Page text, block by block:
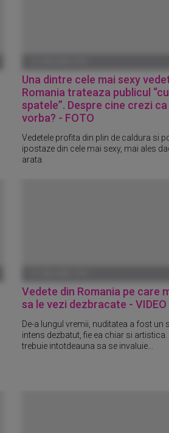
Una dintre cele mai sexy
Romania trateaza publicul “cu
spatele”. Despre cine crezi
vorba? - FOTO
Vedetele profita din plin de caldura si
ipostaze din cele mai sexy, mai ales
arata.
Vedete din Romania pe care
sa le vezi dezbracate - VIDEO
De-a lungul vremii, nuditatea a fost un
intens dezbatut, fie ea chiar si artistica.
trebuie intotdeauna sa se invaluie...